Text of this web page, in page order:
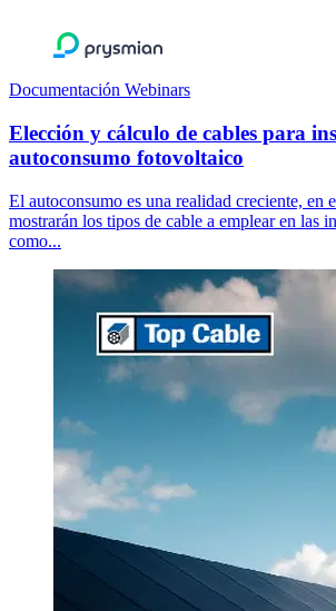
Documentación Webinars
Elección y cálculo de cables para
autoconsumo fotovoltaico
El autoconsumo es una realidad creciente, en
mostrarán los tipos de cable a emplear en las
como...